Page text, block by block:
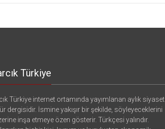
Türkiye
Türkiye internet ortamında yayımlanan aylık siyaset
dergisidir. İsmine yakışır bir şekilde, söyleyeceklerini
inşa etmeye özen gösterir. Türkçesi yalındır.